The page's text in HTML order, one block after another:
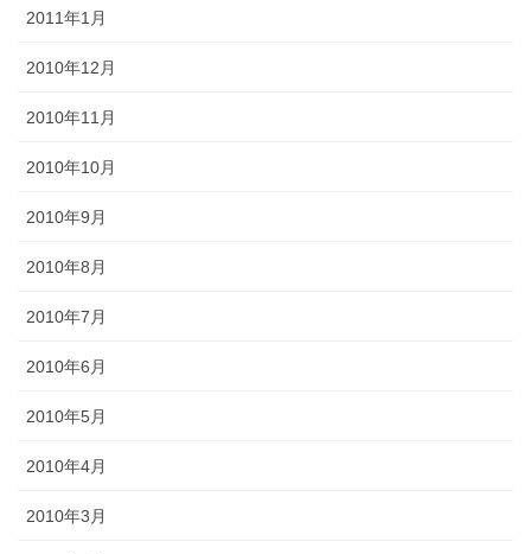
2011年1月
2010年12月
2010年11月
2010年10月
2010年9月
2010年8月
2010年7月
2010年6月
2010年5月
2010年4月
2010年3月